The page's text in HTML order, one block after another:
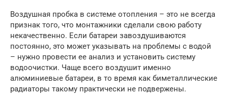
Воздушная пробка в системе отопления – это не всегда
признак того, что монтажники сделали свою работу
некачественно. Если батареи завоздушиваются
постоянно, это может указывать на проблемы с водой
– нужно провести ее анализ и установить систему
водоочистки. Чаще всего воздушит именно
алюминиевые батареи, в то время как биметаллические
радиаторы такому практически не подвержены.